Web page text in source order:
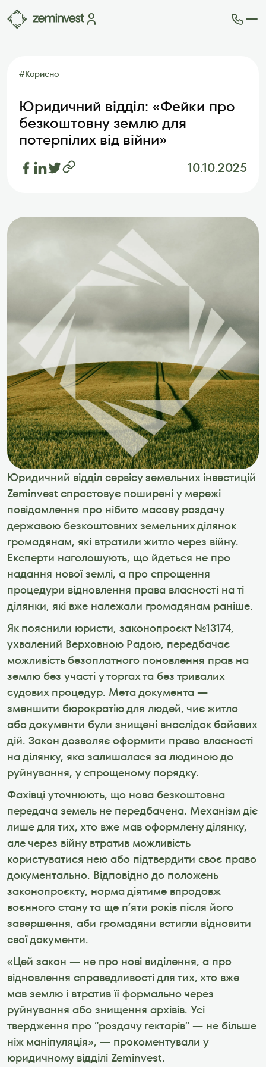
Карта ділянок
Як це працює
Блог
FAQ
Партнери
Контакти
#Корисно
Юридичний відділ: «Фейки про
безкоштовну землю для
потерпілих від війни»
10.10.2025
Юридичний відділ сервісу земельних інвестицій
Zeminvest спростовує поширені у мережі
повідомлення про нібито масову роздачу
державою безкоштовних земельних ділянок
громадянам, які втратили житло через війну.
Експерти наголошують, що йдеться не про
надання нової землі, а про спрощення
процедури відновлення права власності на ті
ділянки, які вже належали громадянам раніше.
Як пояснили юристи, законопроєкт №13174,
ухвалений Верховною Радою, передбачає
можливість безоплатного поновлення прав на
землю без участі у торгах та без тривалих
судових процедур. Мета документа —
зменшити бюрократію для людей, чиє житло
або документи були знищені внаслідок бойових
дій. Закон дозволяє оформити право власності
на ділянку, яка залишалася за людиною до
руйнування, у спрощеному порядку.
Фахівці уточнюють, що нова безкоштовна
передача земель не передбачена. Механізм діє
лише для тих, хто вже мав оформлену ділянку,
але через війну втратив можливість
користуватися нею або підтвердити своє право
документально. Відповідно до положень
законопроєкту, норма діятиме впродовж
воєнного стану та ще п’яти років після його
завершення, аби громадяни встигли відновити
свої документи.
«Цей закон — не про нові виділення, а про
відновлення справедливості для тих, хто вже
мав землю і втратив її формально через
руйнування або знищення архівів. Усі
твердження про “роздачу гектарів” — не більше
ніж маніпуляція», — прокоментували у
юридичному відділі Zeminvest.